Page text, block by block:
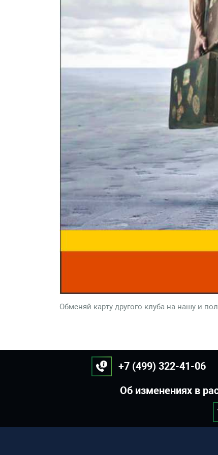
Обменяй карту другого клуба на нашу и
+7 (499) 322-41-06
Об изменениях в